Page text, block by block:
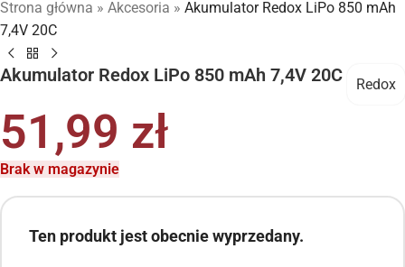
Strona główna » Akcesoria » Akumulator Redox LiPo 850 mAh
7,4V 20C
Akumulator Redox LiPo 850 mAh 7,4V 20C Redox
51,99 zł
Brak w magazynie
Ten produkt jest obecnie wyprzedany.